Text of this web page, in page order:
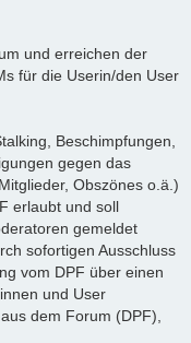
und erreichen der
für die Userin/den User
Beschimpfungen,
gegen das
Obszönes o.ä.)
erlaubt und soll
gemeldet
sofortigen Ausschluss
vom DPF über einen
und User
dem Forum (DPF),